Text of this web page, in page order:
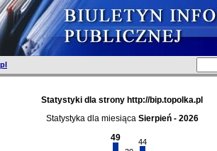
Statystyki dla strony http://bip.topolka.pl
Statystyka dla miesiąca Sierpień - 2026
49 44